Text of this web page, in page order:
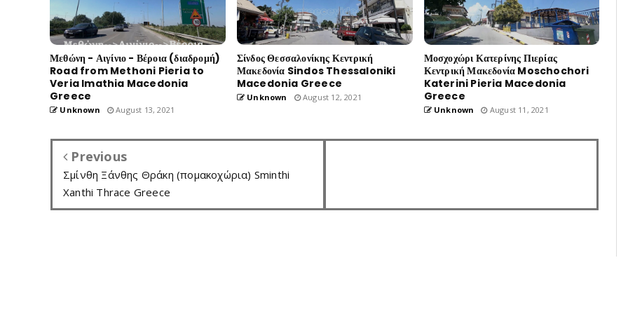
Μεθώνη - Αιγίνιο - Βέροια (διαδρομή)
Road from Methoni Pieria to
Veria Imathia Macedonia
Greece
Unknown August 13, 2021
Σίνδος Θεσσαλονίκης Κεντρική
Μακεδονία Sindos Thessaloniki
Macedonia Greece
Unknown August 12, 2021
Μοσχοχώρι Κατερίνης Πιερίας
Κεντρική Μακεδονία Moschochori
Katerini Pieria Macedonia
Greece
Unknown August 11, 2021
Previous
Σμίνθη Ξάνθης Θράκη (πομακοχώρια) Sminthi
Xanthi Thrace Greece